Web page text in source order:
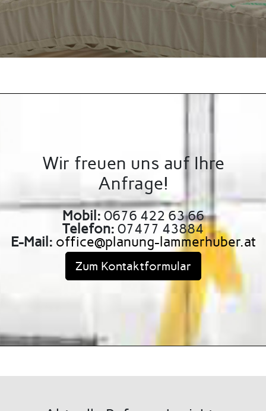
Wir freuen uns auf Ihre
Anfrage!
Mobil:0676 422 63 66
Telefon: 07477 43884
E-Mail: office@planung-lammerhuber.at
Zum Kontaktformular